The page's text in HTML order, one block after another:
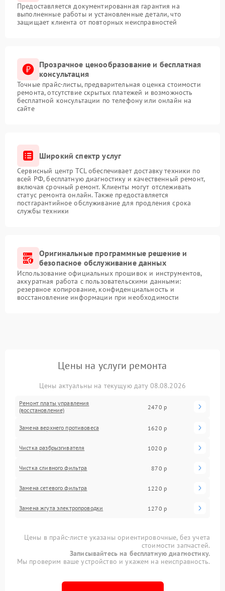
Предоставляется документированная гарантия на
выполненные работы и установленные детали, что
защищает клиента от повторных неисправностей
Прозрачное ценообразование и бесплатная
консультация
Точные прайс-листы, предварительная оценка стоимости
ремонта, отсутствие скрытых платежей и возможность
бесплатной консультации по телефону или онлайн на
сайте
Широкий спектр услуг
Сервисный центр TCL обеспечивает доставку техники по
всей РФ, бесплатную диагностику и качественный ремонт,
включая срочный ремонт. Клиенты могут отслеживать
статус ремонта онлайн. Также предоставляется
постгарантийное обслуживание для продления срока
службы техники
Оригинальные программные решение и
безопасное обслуживание данных
Использование официальных прошивок и инструментов,
аккуратная работа с пользовательскими данными:
резервное копирование, конфиденциальность и
восстановление информации при необходимости
Цены на услуги ремонта
Цены актуальны на текущую дату 08.08.2026
Ремонт платы управления
(восстановление)
2470 р
Замена верхнего противовеса 1620 р
Чистка разбрызгивателя 1020 р
Чистка сливного фильтра 870 р
Замена сетевого фильтра 1220 р
Замена жгута электропроводки 1270 р
Цены в прайс-листе указаны ориентировочные, без учета
стоимости запчастей.
Записывайтесь на бесплатную диагностику.
Мы проверим ваше устройство и укажем на неисправность.